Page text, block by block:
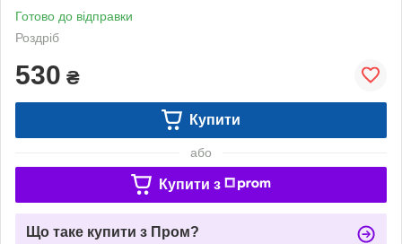
Готово до відправки
Роздріб
530 ₴
Купити
або
Купити з
Що таке купити з Пром?